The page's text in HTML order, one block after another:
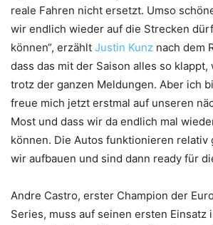
reale Fahren nicht ersetzt. Umso
wir endlich wieder auf die Strecken
können“, erzählt Justin Kunz nach dem
dass das mit der Saison alles so klappt,
trotz der ganzen Meldungen. Aber ich
freue mich jetzt erstmal auf unseren
Most und dass wir da endlich mal
können. Die Autos funktionieren relativ
wir aufbauen und sind dann ready für
Andre Castro, erster Champion der
Series, muss auf seinen ersten Einsatz